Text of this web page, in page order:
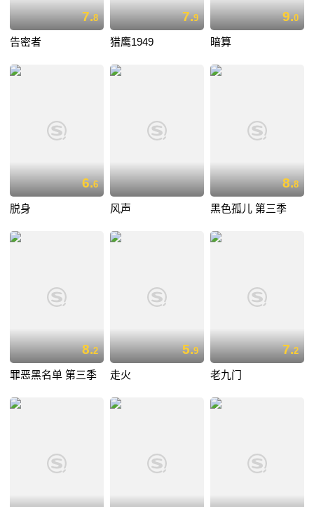
7.8
告密者
7.9
猎鹰1949
9.0
暗算
6.6
脱身 风声
8.8
黑色孤儿 第三季
8.2
罪恶黑名单 第三季
5.9
走火
7.2
老九门